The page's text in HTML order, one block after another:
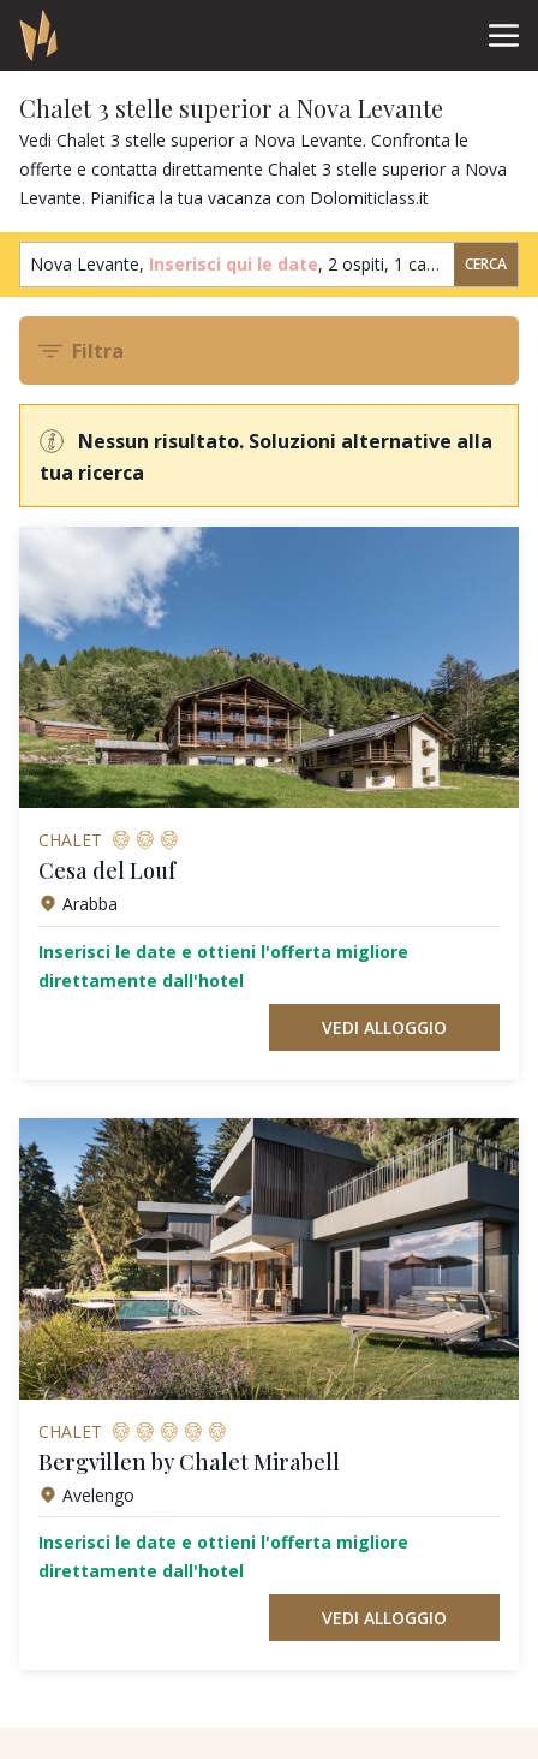
Chalet 3 stelle superior a Nova Levante
Vedi Chalet 3 stelle superior a Nova Levante. Confronta le
offerte e contatta direttamente Chalet 3 stelle superior a Nova
Levante. Pianifica la tua vacanza con Dolomiticlass.it
Nova Levante, Inserisci qui le date, 2 ospiti, 1 camera CERCA
Filtra
Nessun risultato. Soluzioni alternative alla
tua ricerca
CHALET
Cesa del Louf
Arabba
Inserisci le date e ottieni l'offerta migliore
direttamente dall'hotel
VEDI ALLOGGIO
CHALET
Bergvillen by Chalet Mirabell
Avelengo
Inserisci le date e ottieni l'offerta migliore
direttamente dall'hotel
VEDI ALLOGGIO